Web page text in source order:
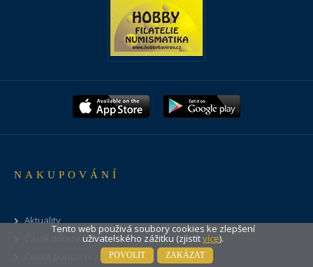
NAKUPOVÁNÍ
Aktuality
České puncovní značky
Tento web použivá soubory cookies ke zlepšení
uživatelského zážitku (zjistitvíce).
POVOLIT ZAKÁZAT